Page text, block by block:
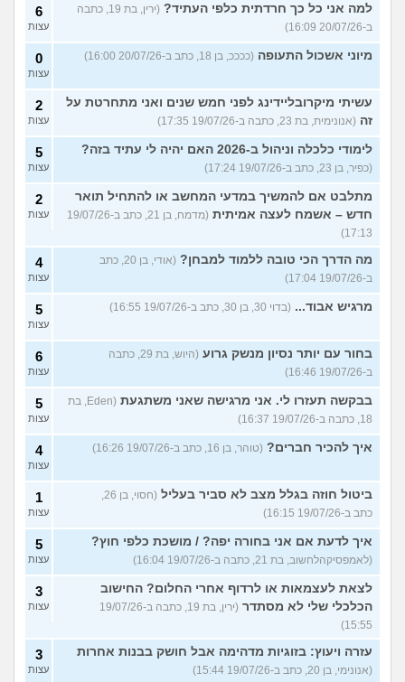
למה אני כל כך חרדתית כלפי העתיד?
(ירין, בת 19, כתבה
ב-20/07/26 16:09)
6
עצות
מיוני אשכול התעופה (ככככ, בן 18, כתב ב-20/07/26 16:00) 0
עצות
עשיתי מיקרובליידינג לפני חמש שנים ואני מתחרטת על
זה (אנונימית, בת 23, כתבה ב-19/07/26 17:35)
2
עצות
לימודי כלכלה וניהול ב-2026 האם יהיה לי עתיד בזה?
(כפיר, בן 23, כתב ב-19/07/26 17:24)
5
עצות
מתלבט אם להמשיך במדעי המחשב או להתחיל תואר
חדש – אשמח לעצה אמיתית
(מדמח, בן 21, כתב ב-19/07/26
17:13)
2
עצות
מה הדרך הכי טובה ללמוד למבחן?
(אודי, בן 20, כתב
ב-19/07/26 17:04)
4
עצות
מרגיש אבוד... (בדוי 30, בן 30, כתב ב-19/07/26 16:55) 5
עצות
בחור עם יותר נסיון מנשק גרוע
(היוש, בת 29, כתבה
ב-19/07/26 16:46)
6
עצות
בבקשה תעזרו לי. אני מרגישה שאני משתגעת
(Eden, בת
18, כתבה ב-19/07/26 16:37)
5
עצות
איך להכיר חברים? (טוהר, בן 16, כתב ב-19/07/26 16:26) 4
עצות
ביטול חוזה בגלל מצב לא סביר בעליל
כתב ב-19/07/26 16:15)
1
עצות
איך לדעת אם אני בחורה יפה? / מושכת כלפי חוץ?
(לאמפסיקהלחשוב, בת 21, כתבה ב-19/07/26 16:04)
5
עצות
לצאת לעצמאות או לרדוף אחרי החלום? החישוב
הכלכלי שלי לא מסתדר
(ירין, בת 19, כתבה ב-19/07/26
15:55)
3
עצות
עזרה ויעוץ: בזוגיות מדהימה אבל חושק בבנות אחרות
(אנונימי, בן 20, כתב ב-19/07/26 15:44)
3
עצות